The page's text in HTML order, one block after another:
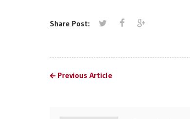
Share Post:
Previous Article